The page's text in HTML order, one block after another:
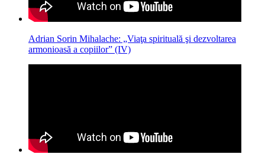
Adrian Sorin Mihalache: „Viaţa spirituală şi dezvoltarea
armonioasă a copiilor” (IV)